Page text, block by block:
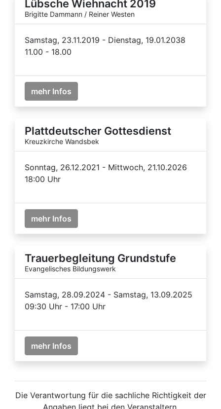
Lübsche Wiehnacht 2019
Brigitte Dammann / Reiner Westen
Samstag, 23.11.2019 - Dienstag, 19.01.2038
11.00 - 18.00
mehr Infos
Plattdeutscher Gottesdienst
Kreuzkirche Wandsbek
Sonntag, 26.12.2021 - Mittwoch, 21.10.2026
18:00 Uhr
mehr Infos
Trauerbegleitung Grundstufe
Evangelisches Bildungswerk
Samstag, 28.09.2024 - Samstag, 13.09.2025
09:30 Uhr - 17:00 Uhr
mehr Infos
Die Verantwortung für die sachliche Richtigkeit der
Angaben liegt bei den Veranstaltern.